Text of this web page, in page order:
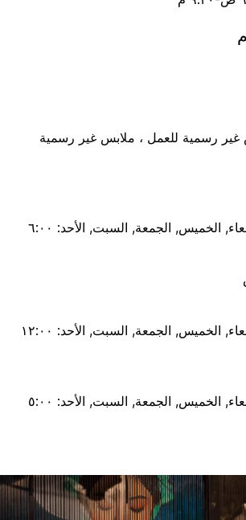
غير رسمية للعمل ، ملابس غير رسمية
الاثنين, الثلاثاء, الأربعاء, الخميس, الجمعة, السبت, الأحد: ٦:٠٠
الاثنين, الثلاثاء, الأربعاء, الخميس, الجمعة, السبت, الأحد: ١٢:٠٠
الاثنين, الثلاثاء, الأربعاء, الخميس, الجمعة, السبت, الأحد: ٥:٠٠